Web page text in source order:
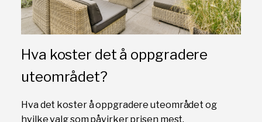
Hva koster det å oppgradere
uteområdet?
Hva det koster å oppgradere uteområdet og
hvilke valg som påvirker prisen mest.